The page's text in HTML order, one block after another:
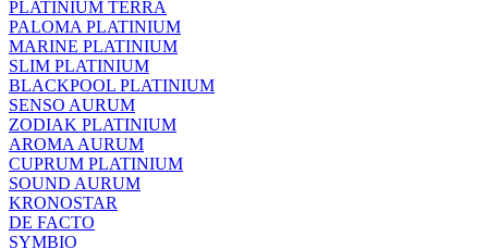
PLATINIUM TERRA
PALOMA PLATINIUM
MARINE PLATINIUM
SLIM PLATINIUM
BLACKPOOL PLATINIUM
SENSO AURUM
ZODIAK PLATINIUM
AROMA AURUM
CUPRUM PLATINIUM
SOUND AURUM
KRONOSTAR
DE FACTO
SYMBIO